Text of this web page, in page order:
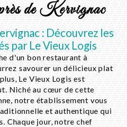
de Kervignac
: Découvrez les
par Le Vieux Logis
d'un bon restaurant à
savourer un délicieux plat
Le Vieux Logis est
Niché au cœur de cette
notre établissement vous
et authentique qui
Chaque jour, notre chef